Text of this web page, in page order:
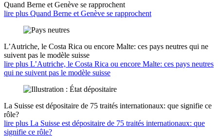
Quand Berne et Genève se rapprochent
lire plus Quand Berne et Genève se rapprochent
L’Autriche, le Costa Rica ou encore Malte: ces pays neutres qui ne
suivent pas le modèle suisse
lire plus L’Autriche, le Costa Rica ou encore Malte: ces pays neutres
qui ne suivent pas le modèle suisse
La Suisse est dépositaire de 75 traités internationaux: que signifie ce
rôle?
lire plus La Suisse est dépositaire de 75 traités internationaux: que
signifie ce rôle?